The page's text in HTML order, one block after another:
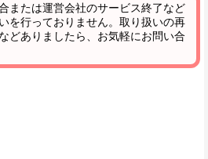
または運営会社のサービス終了など
を行っておりません。取り扱いの再
どありましたら、お気軽にお問い合